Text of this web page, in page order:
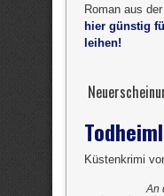
Roman aus
hier günstig
leihen!
Küstenkrimi
An